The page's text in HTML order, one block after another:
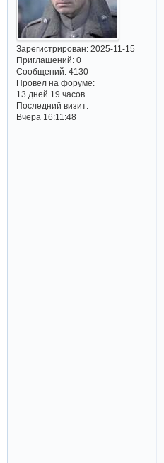
Зарегистрирован: 2025-11-15
Приглашений:0
Сообщений:4130
Провел на форуме:
13 дней 19 часов
Последний визит:
Вчера 16:11:48